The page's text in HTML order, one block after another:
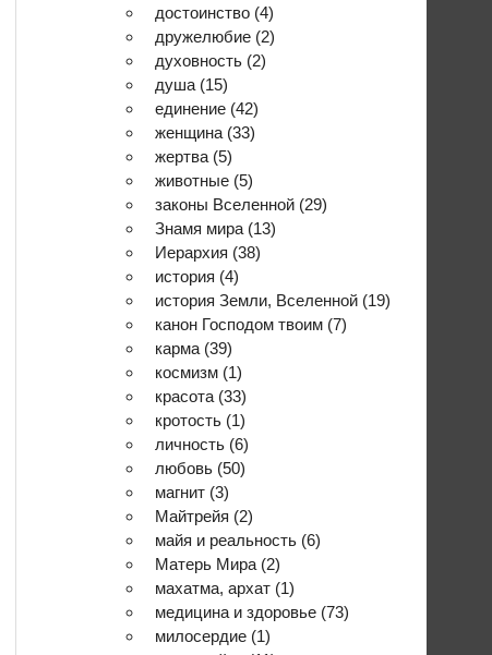
достоинство (4)
дружелюбие (2)
духовность (2)
душа (15)
единение (42)
женщина (33)
жертва (5)
животные (5)
законы Вселенной (29)
Знамя мира (13)
Иерархия (38)
история (4)
история Земли, Вселенной (19)
канон Господом твоим (7)
карма (39)
космизм (1)
красота (33)
кротость (1)
личность (6)
любовь (50)
магнит (3)
Майтрейя (2)
майя и реальность (6)
Матерь Мира (2)
махатма, архат (1)
медицина и здоровье (73)
милосердие (1)